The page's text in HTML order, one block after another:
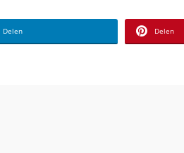
Delen Delen